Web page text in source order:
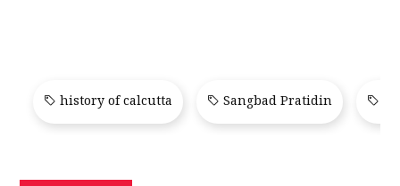
history of calcutta Sangbad Pratidin